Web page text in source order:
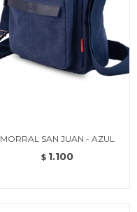
MORRAL SAN JUAN - AZUL
$ 1.100